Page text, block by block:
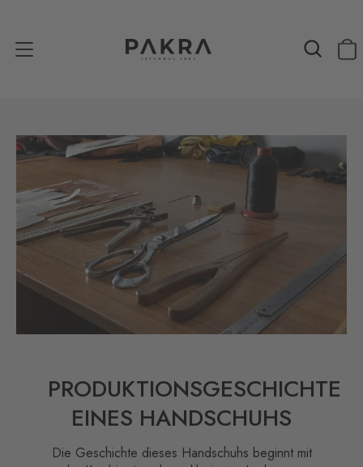
PRODUKTIONSGESCHICHTE
EINES HANDSCHUHS
Die Geschichte dieses Handschuhs beginnt mit